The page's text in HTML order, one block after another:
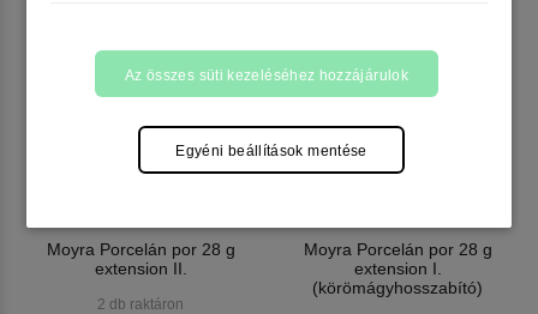
Moyra Porcelán por 28 g
extension II.
2 db raktáron
Moyra Porcelán por 28 g
extension I.
(körömágyhosszabító)
Az összes süti kezeléséhez hozzájárulok
Egyéni beállítások mentése